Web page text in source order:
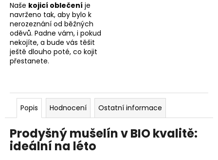
Naše kojicí oblečení je
navrženo tak, aby bylo k
nerozeznání od běžných
oděvů. Padne vám, i pokud
nekojíte, a bude vás těšit
ještě dlouho poté, co kojit
přestanete.
Popis Hodnocení Ostatní informace
Prodyšný mušelín v BIO kvalitě:
ideální na léto